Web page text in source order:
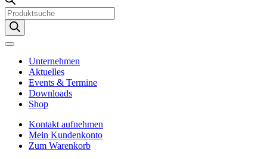
Products
search
Unternehmen
Aktuelles
Events & Termine
Downloads
Shop
Kontakt aufnehmen
Mein Kundenkonto
Zum Warenkorb